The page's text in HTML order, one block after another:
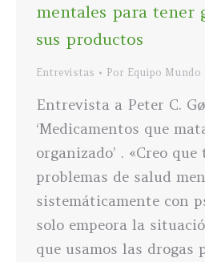
mentales para tener
sus productos
Entrevistas Por Equipo Mundo
Entrevista a Peter C.
‘Medicamentos que
organizado’ . «Creo
problemas de salud
sistemáticamente con
solo empeora la
que usamos las drogas